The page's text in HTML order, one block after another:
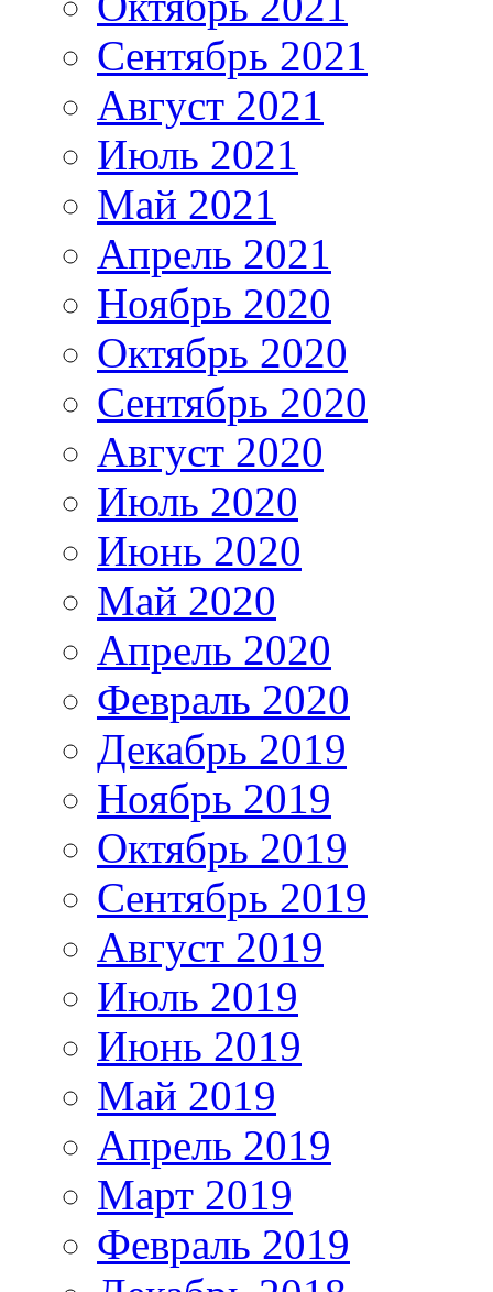
Сентябрь 2021
Август 2021
Июль 2021
Май 2021
Апрель 2021
Ноябрь 2020
Октябрь 2020
Сентябрь 2020
Август 2020
Июль 2020
Июнь 2020
Май 2020
Апрель 2020
Февраль 2020
Декабрь 2019
Ноябрь 2019
Октябрь 2019
Сентябрь 2019
Август 2019
Июль 2019
Июнь 2019
Май 2019
Апрель 2019
Март 2019
Февраль 2019